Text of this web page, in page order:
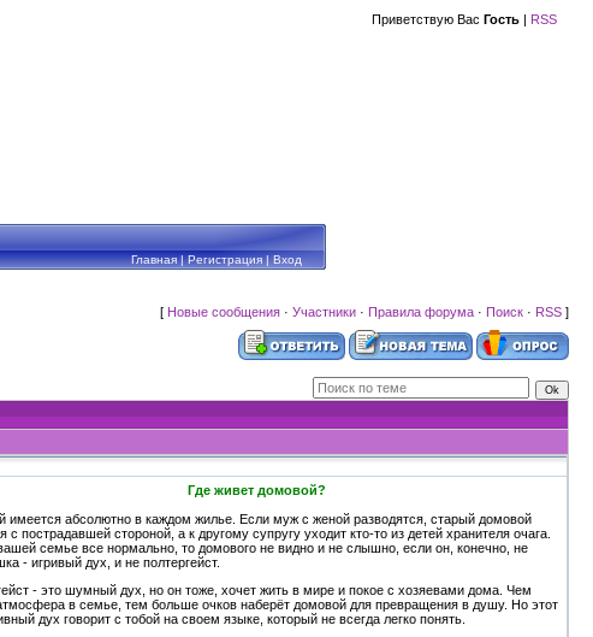
Приветствую Вас Гость | RSS
Главная|Регистрация|Вход
[ Новые сообщения · Участники · Правила форума · Поиск · RSS ]
Где живет домовой?
имеется абсолютно в каждом жилье. Если муж с женой разводятся, старый домовой
с пострадавшей стороной, а к другому супругу уходит кто-то из детей хранителя очага.
семье все нормально, то домового не видно и не слышно, если он, конечно, не
- игривый дух, и не полтергейст.
- это шумный дух, но он тоже, хочет жить в мире и покое с хозяевами дома. Чем
в семье, тем больше очков наберёт домовой для превращения в душу. Но этот
дух говорит с тобой на своем языке, который не всегда легко понять.